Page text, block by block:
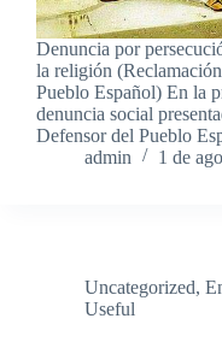
Denuncia por
la religión
Pueblo Español) En la
denuncia social
Defensor del Pueblo
admin
1 de
Uncategorized,
Useful